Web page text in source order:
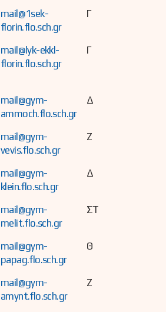
mail@1sek-
florin.flo.sch.gr
Γ
mail@lyk-ekkl-
florin.flo.sch.gr
Γ
mail@gym-
ammoch.flo.sch.gr
Δ
mail@gym-
vevis.flo.sch.gr
Ζ
mail@gym-
klein.flo.sch.gr
Δ
mail@gym-
melit.flo.sch.gr
ΣΤ
mail@gym-
papag.flo.sch.gr
Θ
mail@gym-
amynt.flo.sch.gr
Ζ